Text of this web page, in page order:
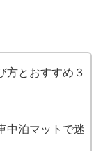
方とおすすめ３
中泊マットで迷